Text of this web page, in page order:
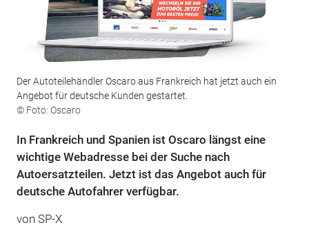
Der Autoteilehändler Oscaro aus Frankreich hat jetzt auch ein
Angebot für deutsche Kunden gestartet.
© Foto: Oscaro
In Frankreich und Spanien ist Oscaro längst eine
wichtige Webadresse bei der Suche nach
Autoersatzteilen. Jetzt ist das Angebot auch für
deutsche Autofahrer verfügbar.
von SP-X